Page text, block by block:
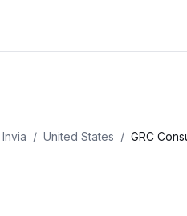
Invia / United States / GRC